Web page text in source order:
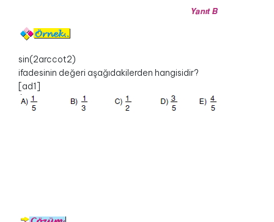
sin(2arccot2)
ifadesinin değeri aşağıdakilerden hangisidir?
[ad1]